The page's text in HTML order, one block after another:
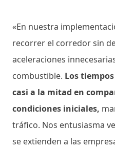
«En nuestra
recorrer el corredor sin
aceleraciones
combustible. Los
casi a la mitad en
condiciones iniciales,
tráfico. Nos entusiasma
se extienden a las